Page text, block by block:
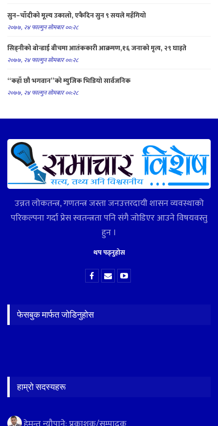
सुन–चाँदीको मूल्य उकालो, एकैदिन सुन ९ सयले महँगियो
२०७७, २४ फाल्गुन सोमबार ००:२८
सिड्नीको बोन्डाई बीचमा आतंककारी आक्रमण,१६ जनाको मृत्य, २९ घाइते
२०७७, २४ फाल्गुन सोमबार ००:२८
“कहाँ छौ भगवान”को म्युजिक भिडियो सार्वजनिक
२०७७, २४ फाल्गुन सोमबार ००:२८
उन्नत लोकतन्त्र, गणतन्त्र जस्ता जनउत्तरदायी शासन व्यवस्थाको
परिकल्पना गर्दा प्रेस स्वतन्त्रता पनि संगै जोडिएर आउने विषयवस्तु
हुन ।
थप पढ्नुहोस
फेसबुक मार्फत जोडिनुहोस
हाम्रो सदस्यहरू